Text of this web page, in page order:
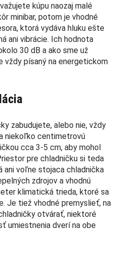
kúpu naozaj malé
minibar, potom je vhodné
ktorá vydáva hluku ešte
ani vibrácie. Ich hodnota
30 dB a ako sme už
vždy písaný na energetickom
zabudujete, alebo nie, vždy
niekoľko centimetrovú
cca 3-5 cm, aby mohol
pre chladničku si teda
ani voľne stojaca chladnička
zdrojov a vhodnú
klimatická trieda, ktoré sa
Je tiež vhodné premyslieť, na
otvárať, niektoré
umiestnenia dverí na obe